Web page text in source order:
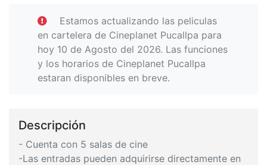
Estamos actualizando las peliculas
en cartelera de Cineplanet Pucallpa para
hoy 10 de Agosto del 2026. Las funciones
y los horarios de Cineplanet Pucallpa
estaran disponibles en breve.
Descripción
- Cuenta con 5 salas de cine
-Las entradas pueden adquirirse directamente en